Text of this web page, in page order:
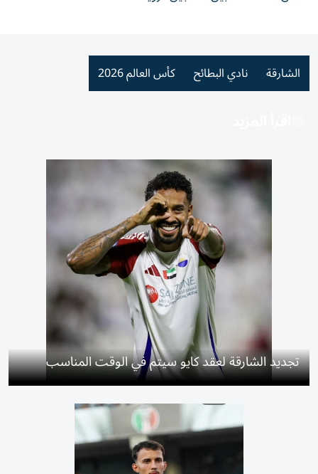
الشارقة نادي البطائح كأس العالم 2026
تجديد الشارقة لعقد كايو سيتم في الوقت المناسب